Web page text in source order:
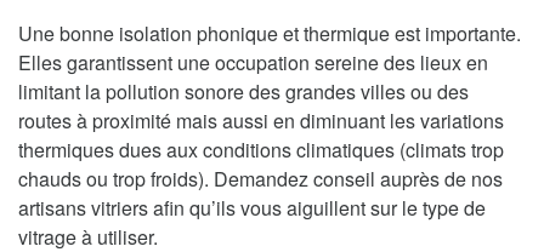
Une bonne isolation phonique et thermique est importante.
Elles garantissent une occupation sereine des lieux en
limitant la pollution sonore des grandes villes ou des
routes à proximité mais aussi en diminuant les variations
thermiques dues aux conditions climatiques (climats trop
chauds ou trop froids). Demandez conseil auprès de nos
artisans vitriers afin qu’ils vous aiguillent sur le type de
vitrage à utiliser.